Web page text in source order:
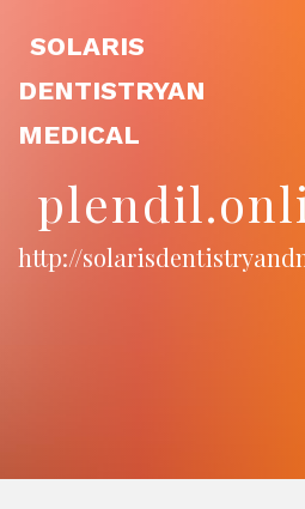
SOLARIS
DENTISTRYAN
MEDICAL
http://